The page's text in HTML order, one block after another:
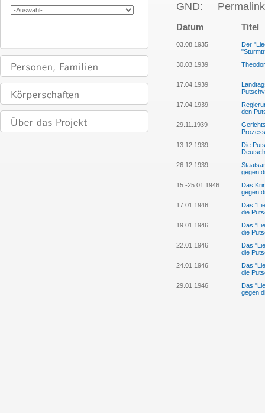
GND:
Datum Titel
03.08.1935
Der
30.03.1939
17.04.1939
17.04.1939
den
29.11.1939
13.12.1939
Die
26.12.1939
gegen
15.-25.01.1946
Das
gegen
17.01.1946
Das
die
19.01.1946
Das
die
22.01.1946
Das
die
24.01.1946
Das
die
29.01.1946
Das
gegen